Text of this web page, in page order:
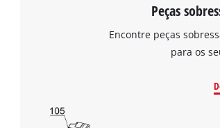
Peças
Encontre peças
para os